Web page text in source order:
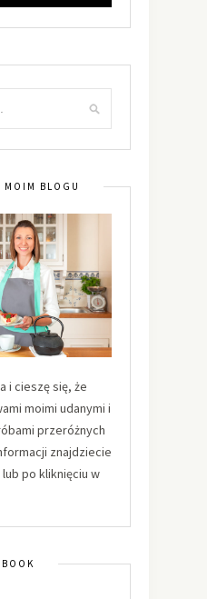
BLOGU
i cieszę się, że
moimi udanymi i
przeróżnych
znajdziecie
po kliknięciu w